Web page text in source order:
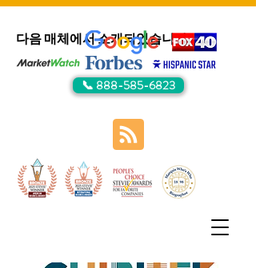
다음 매체에서 소개되었습니다:
📞 888-585-6823